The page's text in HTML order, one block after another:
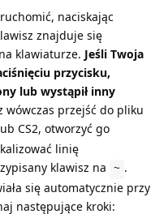
naciskając
znajduje się
klawiaturze. Jeśli Twoja
przycisku,
lub wystąpił inny
wówczas przejść do pliku
CS2, otworzyć go
linię
klawisz na ~ .
się automatycznie przy
następujące kroki: